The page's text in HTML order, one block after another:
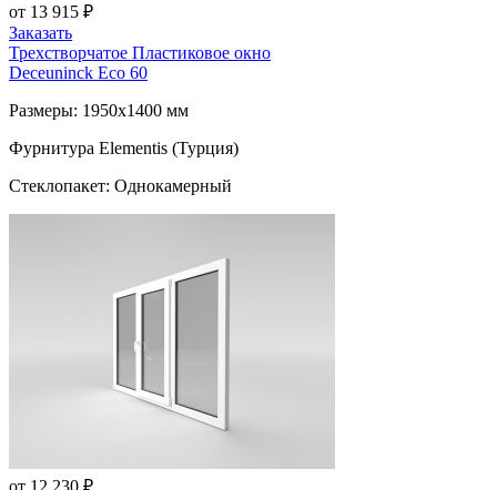
от 13 915 ₽
Заказать
Трехстворчатое Пластиковое окно
Deceuninck Eco 60
Размеры: 1950x1400 мм
Фурнитура Elementis (Турция)
Стеклопакет: Однокамерный
от 12 230 ₽